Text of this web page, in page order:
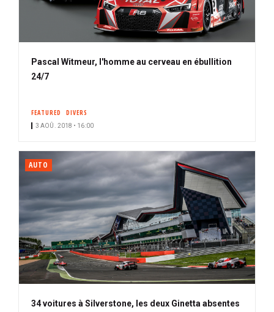
Pascal Witmeur, l'homme au cerveau en ébullition
24/7
FEATURED DIVERS
3 AOÛ. 2018 • 16:00
AUTO
34 voitures à Silverstone, les deux Ginetta absentes